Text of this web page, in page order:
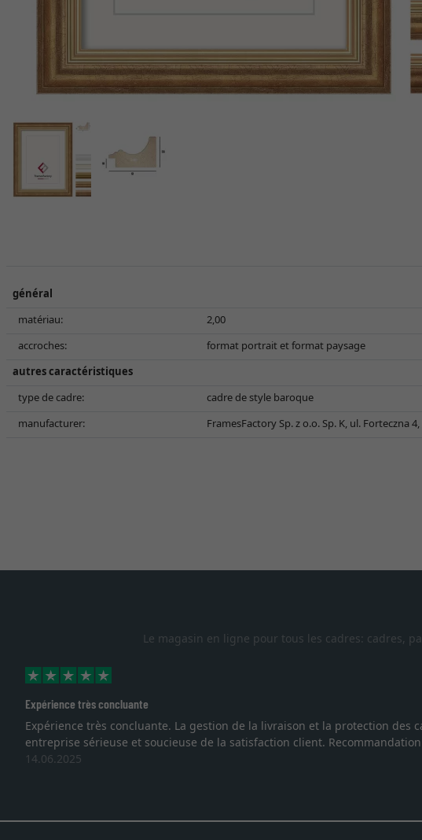
général
matériau:
2,00
accroches:
format portrait et format paysage
autres caractéristiques
type de cadre:
cadre de style baroque
manufacturer:
FramesFactory Sp. z o.o. Sp. K, ul. Forteczna
Le magasin en ligne pour tous les cadres: cadres,
Expérience très concluante
Expérience très concluante. La gestion de la livraison et la protection des
entreprise sérieuse et soucieuse de la satisfaction client.
14.06.2025